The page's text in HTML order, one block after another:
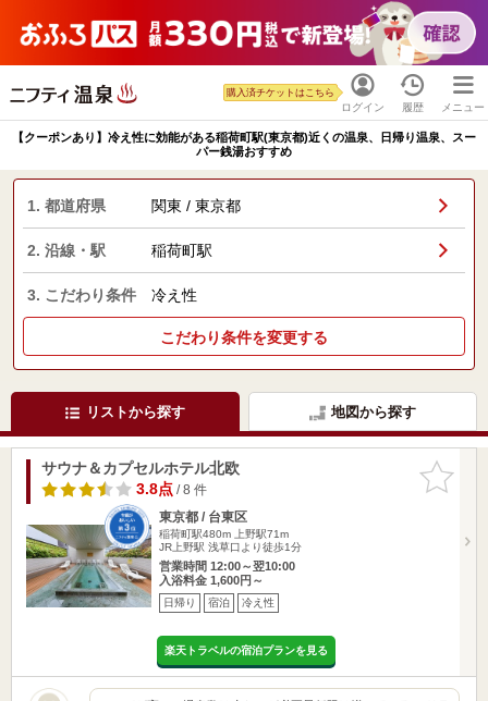
ログイン
購入済チケットはこちら
履歴 メニュー
【クーポンあり】冷え性に効能がある稲荷町駅(東京都)近くの温泉、日帰り温泉、スー
パー銭湯おすすめ
1. 都道府県 関東 / 東京都
2. 沿線・駅 稲荷町駅
3. こだわり条件 冷え性
こだわり条件を変更する
リストから探す 地図から探す
お気に入
りに追加
サウナ＆カプセルホテル北欧
3.8点/ 8 件
東京都 / 台東区
稲荷町駅480m
上野駅71m
JR上野駅 浅草口より徒歩1分
営業時間 12:00～翌10:00
入浴料金 1,600円～
日帰り 宿泊 冷え性
楽天トラベルの宿泊プランを見る